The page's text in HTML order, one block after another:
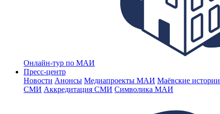
Онлайн-тур по МАИ
Пресс-центр
Новости Анонсы Медиапроекты МАИ Маёвские
СМИ Аккредитация СМИ Символика МАИ